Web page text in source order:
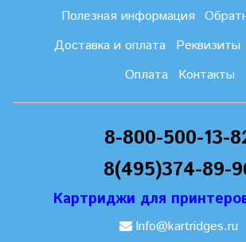
Полезная информация
Доставка и оплата
Реквизиты
Оплата
Контакты
8-800-500-13-
8(495)374-89-
Картриджи для
Info@kartridges.ru